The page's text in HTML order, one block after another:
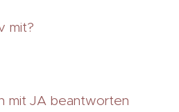
mit?
mit JA beantworten